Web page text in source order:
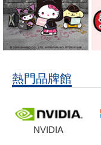
熱門品牌館
NVIDIA